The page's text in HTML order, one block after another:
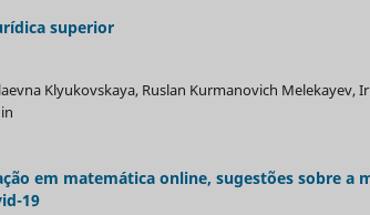
superior
Klyukovskaya, Ruslan Kurmanovich Melekayev,
em matemática online, sugestões sobre a
19